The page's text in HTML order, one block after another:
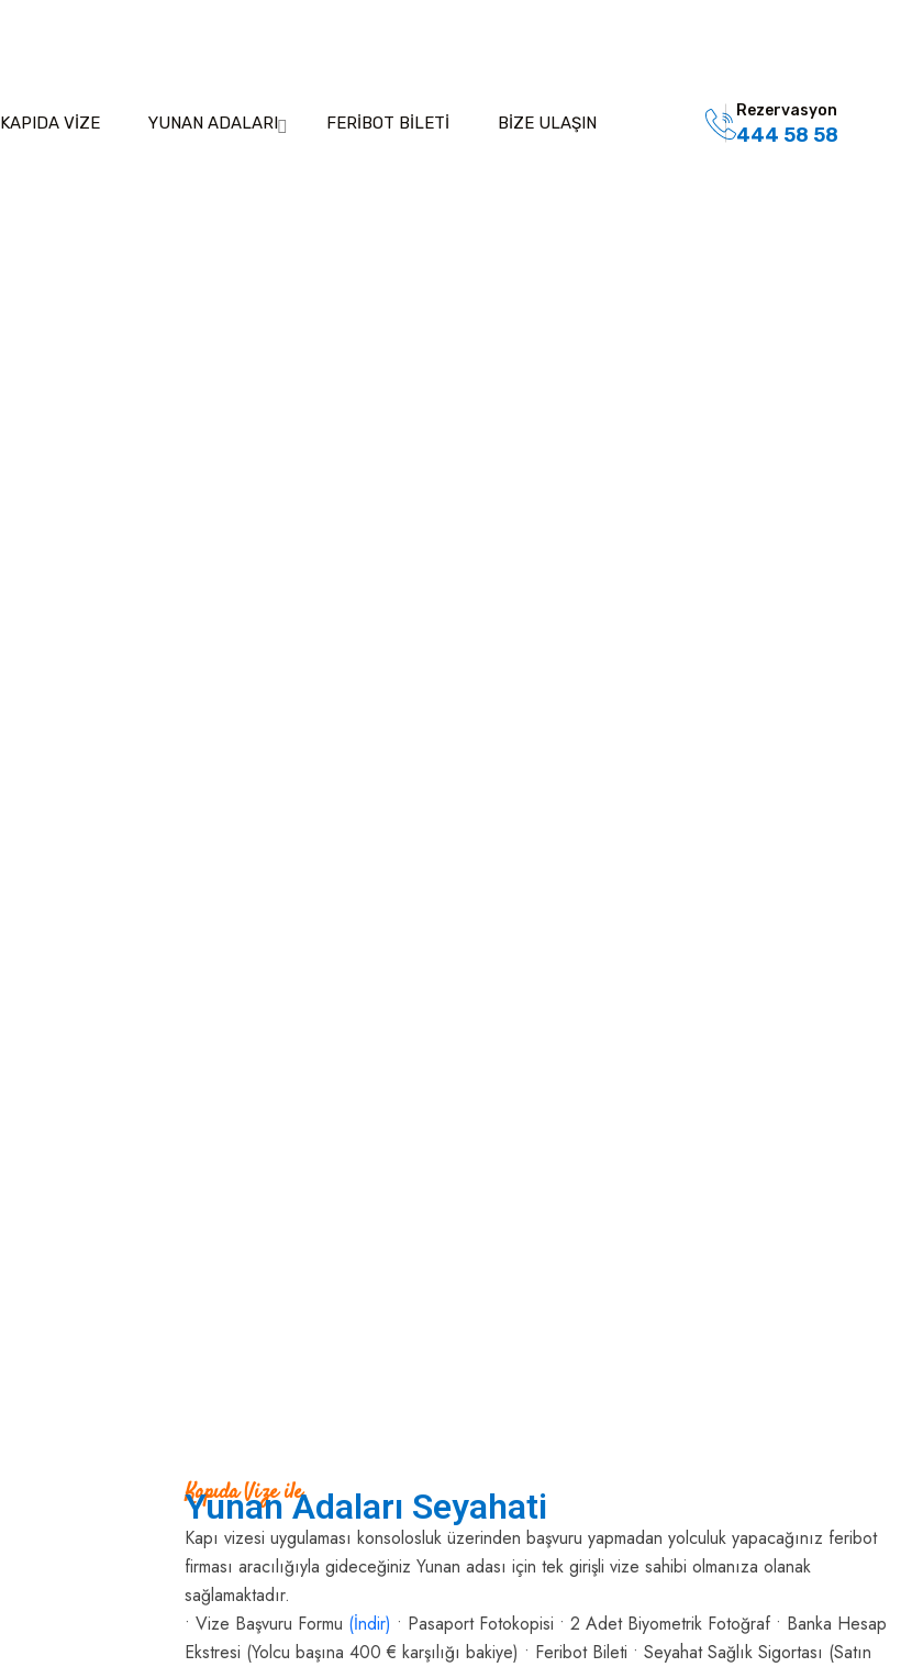
KAPIDA VİZE YUNAN ADALARI FERİBOT BİLETİ BİZE ULAŞIN
Rezervasyon
444 58 58
Kapıda Vize ile
Yunan Adaları Seyahati
Kapı vizesi uygulaması konsolosluk üzerinden başvuru yapmadan yolculuk yapacağınız feribot
firması aracılığıyla gideceğiniz Yunan adası için tek girişli vize sahibi olmanıza olanak
sağlamaktadır.
• Vize Başvuru Formu (İndir) • Pasaport Fotokopisi • 2 Adet Biyometrik Fotoğraf • Banka Hesap
Ekstresi (Yolcu başına 400 € karşılığı bakiye) • Feribot Bileti • Seyahat Sağlık Sigortası (Satın